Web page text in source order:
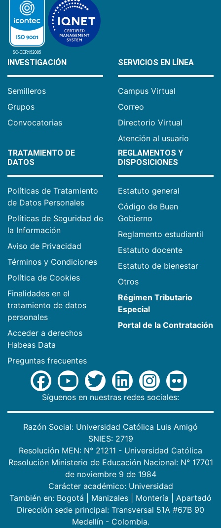
INVESTIGACIÓN
Semilleros
Grupos
Convocatorias
SERVICIOS EN LÍNEA
Campus Virtual
Correo
Directorio Virtual
Atención al usuario
TRATAMIENTO DE
DATOS
Políticas de Tratamiento
de Datos Personales
Políticas de Seguridad de
la Información
Aviso de Privacidad
Términos y Condiciones
Política de Cookies
Finalidades en el
tratamiento de datos
personales
Acceder a derechos
Habeas Data
Preguntas frecuentes
REGLAMENTOS Y
DISPOSICIONES
Estatuto general
Código de Buen
Gobierno
Reglamento estudiantil
Estatuto docente
Estatuto de bienestar
Otros
Régimen Tributario
Especial
Portal de la Contratación
Síguenos en nuestras redes sociales:
Razón Social: Universidad Católica Luis Amigó
SNIES: 2719
Resolución MEN: N° 21211 - Universidad Católica
Resolución Ministerio de Educación Nacional: N° 17701
de noviembre 9 de 1984
Carácter académico: Universidad
También en: Bogotá Manizales Montería
Apartadó
Dirección sede principal: Transversal 51A #67B 90
Medellín - Colombia.